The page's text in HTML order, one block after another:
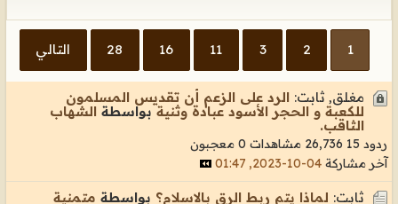
1
2
3
11
16
28 التالي
مغلق, ثابت: الرد على الزعم أن تقديس المسلمون
للكعبة و الحجر الأسود عبادة وثنية بواسطة الشهاب
الثاقب.
ردود 15 26,736 مشاهدات
0 معجبون
آخر مشاركة 04-10-2023, 01:47
ثابت: لماذا يتم ربط الرق بالاسلام؟ بواسطة متمنية